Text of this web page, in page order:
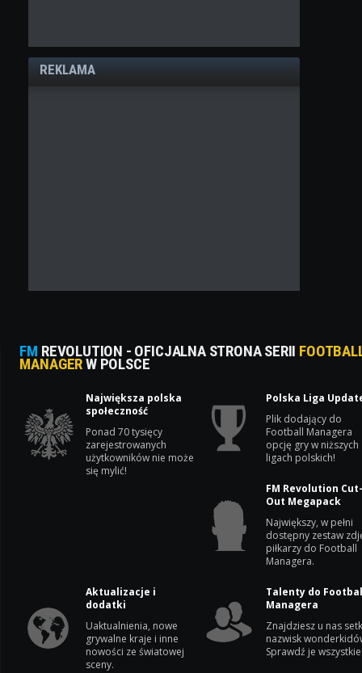
REKLAMA
FM REVOLUTION - OFICJALNA STRONA SERII
MANAGERW POLSCE
Największa polska
społeczność
Ponad 70 tysięcy
zarejestrowanych
użytkowników nie może
się mylić!
Polska Liga
Plik dodający do
Football Managera
opcję gry w niższych
ligach polskich!
FM Revolution
Out Megapack
Największy, w pełni
dostępny zestaw
piłkarzy do Football
Managera.
Aktualizacje i
dodatki
Uaktualnienia, nowe
grywalne kraje i inne
nowości ze światowej
sceny.
Talenty do
Managera
Znajdziesz u nas
nazwisk
Sprawdź je